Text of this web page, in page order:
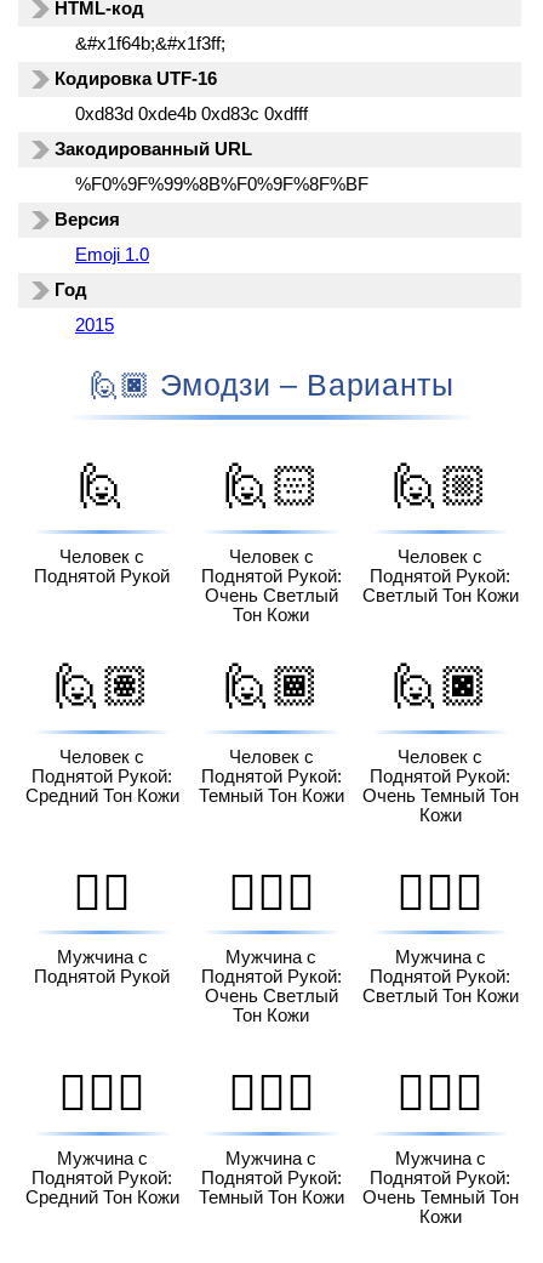
HTML-код
&#x1f64b;&#x1f3ff;
Кодировка UTF-16
0xd83d 0xde4b 0xd83c 0xdfff
Закодированный URL
%F0%9F%99%8B%F0%9F%8F%BF
Версия
Emoji 1.0
Год
2015
🙋🏿 Эмодзи – Варианты
🙋
Человек с
Поднятой Рукой
🙋🏻
Человек с
Поднятой Рукой:
Очень Светлый
Тон Кожи
🙋🏼
Человек с
Поднятой Рукой:
Светлый Тон Кожи
🙋🏽
Человек с
Поднятой Рукой:
Средний Тон Кожи
🙋🏾
Человек с
Поднятой Рукой:
Темный Тон Кожи
🙋🏿
Человек с
Поднятой Рукой:
Очень Темный Тон
Кожи
🙋‍♂️
Мужчина с
Поднятой Рукой
🙋🏻‍♂️
Мужчина с
Поднятой Рукой:
Очень Светлый
Тон Кожи
🙋🏼‍♂️
Мужчина с
Поднятой Рукой:
Светлый Тон Кожи
🙋🏽‍♂️
Мужчина с
Поднятой Рукой:
Средний Тон Кожи
🙋🏾‍♂️
Мужчина с
Поднятой Рукой:
Темный Тон Кожи
🙋🏿‍♂️
Мужчина с
Поднятой Рукой:
Очень Темный Тон
Кожи